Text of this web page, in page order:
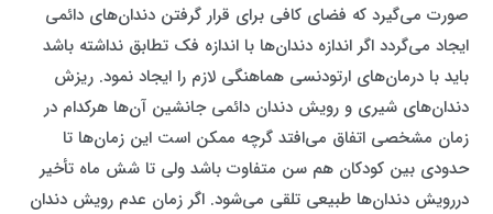
صورت می‌گیرد که فضای کافی برای قرار گرفتن دندان‌های دائمی
ایجاد می‌گردد اگر اندازه دندان‌ها با اندازه فک تطابق نداشته باشد
باید با درمان‌های ارتودنسی هماهنگی لازم را ایجاد نمود. ریزش
دندان‌های شیری و رویش دندان دائمی جانشین آن‌ها هرکدام در
زمان مشخصی اتفاق می‌افتد گرچه ممکن است این زمان‌ها تا
حدودی بین کودکان هم سن متفاوت باشد ولی تا شش ماه تأخیر
دررویش دندان‌ها طبیعی تلقی می‌شود. اگر زمان عدم رویش دندان